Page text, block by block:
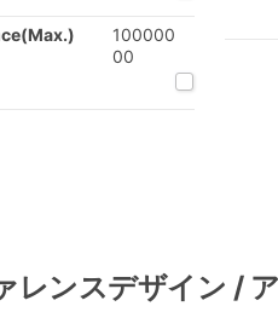
100000
00
レンスデザイン /